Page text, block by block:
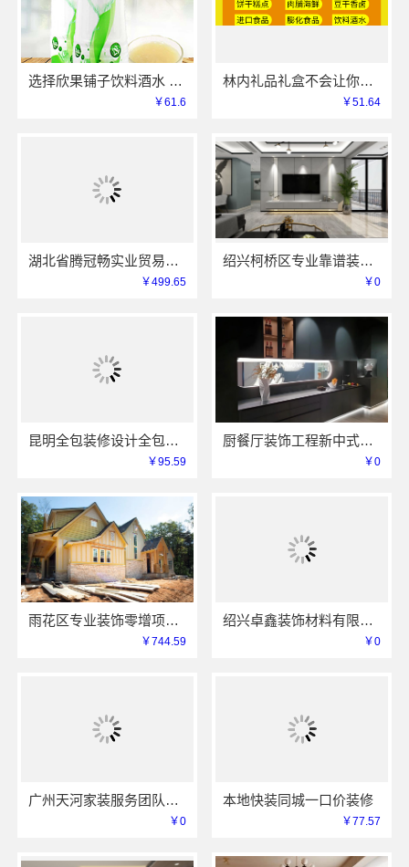
选择欣果铺子饮料酒水 加盟成本低市场大
￥61.6
林内礼品礼盒不会让你失望
￥51.64
湖北省腾冠畅实业贸易有限公司：知名轮胎平台价格解析
￥499.65
绍兴柯桥区专业靠谱装修自有专业施工队-卓鑫装饰
￥0
昆明全包装修设计全包价格，云南至高新型建材有限公司透明报价
￥95.59
厨餐厅装饰工程新中式为什么-江苏东钢金属家居有限公司
￥0
雨花区专业装饰零增项承诺 - 创益讯建筑清单式全包
￥744.59
绍兴卓鑫装饰材料有限公司柯桥区专业靠谱自有施工队
￥0
广州天河家装服务团队精装房改造精匠饰家
￥0
本地快装同城一口价装修
￥77.57